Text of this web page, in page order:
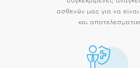
ασθενών μας για να είναι
και